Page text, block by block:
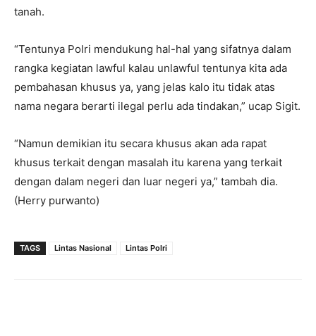
tanah.
“Tentunya Polri mendukung hal-hal yang sifatnya dalam
rangka kegiatan lawful kalau unlawful tentunya kita ada
pembahasan khusus ya, yang jelas kalo itu tidak atas
nama negara berarti ilegal perlu ada tindakan,” ucap Sigit.
“Namun demikian itu secara khusus akan ada rapat
khusus terkait dengan masalah itu karena yang terkait
dengan dalam negeri dan luar negeri ya,” tambah dia.
(Herry purwanto)
TAGS Lintas Nasional Lintas Polri